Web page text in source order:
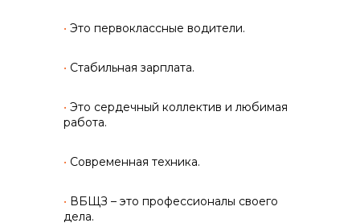
• Это первоклассные водители.
• Стабильная зарплата.
• Это сердечный коллектив и любимая
работа.
• Современная техника.
• ВБЩЗ – это профессионалы своего
дела.